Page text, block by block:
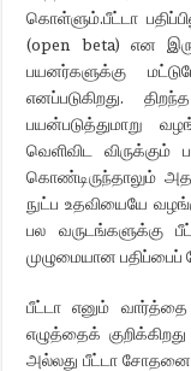
கொள்ளும்.பீட்டா
(open beta) என
பயனர்களுக்கு
எனப்படுகிறது.
பயன்படுத்துமாறு
வெளிவிட
கொண்டிருந்தாலும்
நுட்ப உதவியையே
பல வருடங்களுக்கு
முழுமையான
பீட்டா எனும் வார்த்தை
எழுத்தைக்
அல்லது பீட்டா சோதனை